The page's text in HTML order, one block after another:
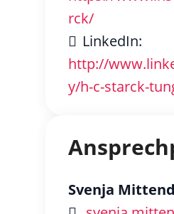
rck/
LinkedIn:
http://
y/h-c-starck-
Svenja